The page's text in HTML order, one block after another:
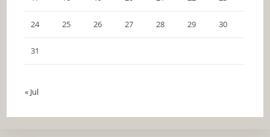
24 25 26 27 28 29 30
31
« Jul